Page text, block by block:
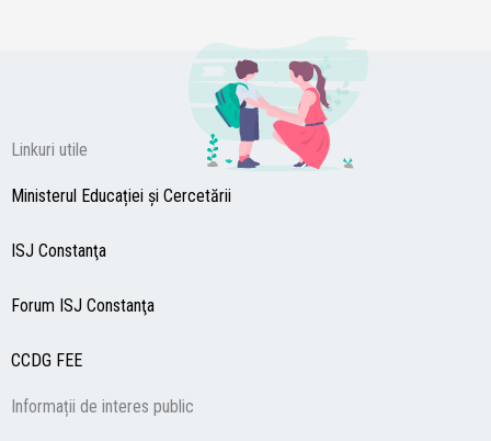
Linkuri utile
Ministerul Educației și Cercetării
ISJ Constanţa
Forum ISJ Constanţa
CCDG FEE
Informații de interes public